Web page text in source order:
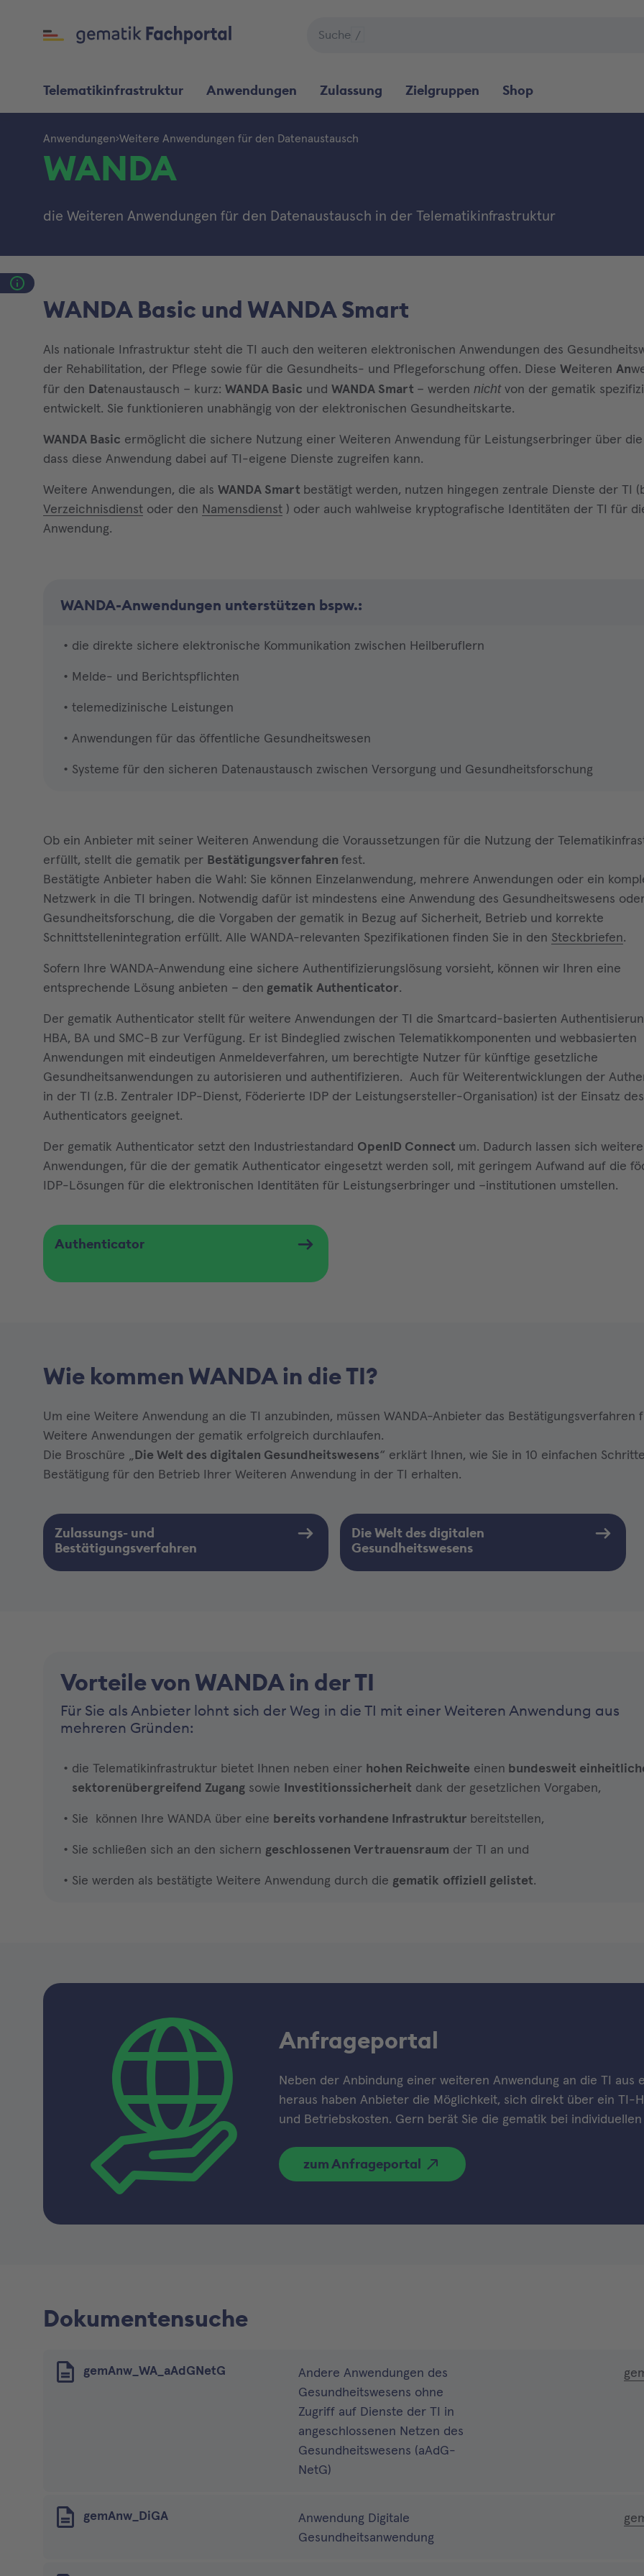
Suche /
Telematikinfrastruktur Anwendungen Zulassung Zielgruppen Shop
Anwendungen Weitere Anwendungen für den Datenaustausch
WANDA
die Weiteren Anwendungen für den Datenaustausch in der Telematikinfrastruktur
WANDA Basic und WANDA Smart
Als nationale Infrastruktur steht die TI auch den weiteren elektronischen Anwendungen des
der Rehabilitation, der Pflege sowie für die Gesundheits- und Pflegeforschung offen. Diese Weiteren An
für den Datenaustausch – kurz: WANDA Basic und WANDA Smart – werden nichtvon der gematik
entwickelt. Sie funktionieren unabhängig von der elektronischen Gesundheitskarte.
WANDA Basic ermöglicht die sichere Nutzung einer Weiteren Anwendung für Leistungserbringer über
dass diese Anwendung dabei auf TI-eigene Dienste zugreifen kann.
Weitere Anwendungen, die als WANDA Smart bestätigt werden, nutzen hingegen zentrale Dienste der TI
Verzeichnisdienst oder den Namensdienst ) oder auch wahlweise kryptografische Identitäten der TI für
Anwendung.
WANDA-Anwendungen unterstützen bspw.:
die direkte sichere elektronische Kommunikation zwischen Heilberuflern
Melde- und Berichtspflichten
telemedizinische Leistungen
Anwendungen für das öffentliche Gesundheitswesen
Systeme für den sicheren Datenaustausch zwischen Versorgung und Gesundheitsforschung
Ob ein Anbieter mit seiner Weiteren Anwendung die Voraussetzungen für die Nutzung der
erfüllt, stellt die gematik per Bestätigungsverfahren fest.
Bestätigte Anbieter haben die Wahl: Sie können Einzelanwendung, mehrere Anwendungen oder ein
Netzwerk in die TI bringen. Notwendig dafür ist mindestens eine Anwendung des Gesundheitswesens
Gesundheitsforschung, die die Vorgaben der gematik in Bezug auf Sicherheit, Betrieb und korrekte
Schnittstellenintegration erfüllt. Alle WANDA-relevanten Spezifikationen finden Sie in den Steckbriefen.
Sofern Ihre WANDA-Anwendung eine sichere Authentifizierungslösung vorsieht, können wir Ihren eine
entsprechende Lösung anbieten – den gematik Authenticator.
Der gematik Authenticator stellt für weitere Anwendungen der TI die Smartcard-basierten
HBA, BA und SMC-B zur Verfügung. Er ist Bindeglied zwischen Telematikkomponenten und webbasierten
Anwendungen mit eindeutigen Anmeldeverfahren, um berechtigte Nutzer für künftige gesetzliche
Gesundheitsanwendungen zu autorisieren und authentifizieren. Auch für Weiterentwicklungen der
in der TI (z.B. Zentraler IDP-Dienst, Föderierte IDP der Leistungsersteller-Organisation) ist der Einsatz
Authenticators geeignet.
Der gematik Authenticator setzt den Industriestandard OpenID Connect um. Dadurch lassen sich weitere
Anwendungen, für die der gematik Authenticator eingesetzt werden soll, mit geringem Aufwand auf die
IDP-Lösungen für die elektronischen Identitäten für Leistungserbringer und –institutionen umstellen.
Authenticator
Wie kommen WANDA in die TI?
Um eine Weitere Anwendung an die TI anzubinden, müssen WANDA-Anbieter das Bestätigungsverfahren
Weitere Anwendungen der gematik erfolgreich durchlaufen.
Die Broschüre „ Die Welt des digitalen Gesundheitswesens“ erklärt Ihnen, wie Sie in 10 einfachen
Bestätigung für den Betrieb Ihrer Weiteren Anwendung in der TI erhalten.
Zulassungs- und
Bestätigungsverfahren
Die Welt des digitalen
Gesundheitswesens
Vorteile von WANDA in der TI
Für Sie als Anbieter lohnt sich der Weg in die TI mit einer Weiteren Anwendung aus
mehreren Gründen:
die Telematikinfrastruktur bietet Ihnen neben einer hohen Reichweite einen bundesweit
sektorenübergreifend Zugang sowie Investitionssicherheit dank der gesetzlichen Vorgaben,
Sie können Ihre WANDA über eine bereits vorhandene Infrastruktur bereitstellen,
Sie schließen sich an den sichern geschlossenen Vertrauensraum der TI an und
Sie werden als bestätigte Weitere Anwendung durch die gematik offiziell gelistet.
Anfrageportal
Neben der Anbindung einer weiteren Anwendung an die TI aus
heraus haben Anbieter die Möglichkeit, sich direkt über ein TI-
und Betriebskosten. Gern berät Sie die gematik bei individuellen
zum Anfrageportal
Dokumentensuche
gemAnw_WA_aAdGNetG
Andere Anwendungen des
Gesundheitswesens ohne
Zugriff auf Dienste der TI in
angeschlossenen Netzen des
Gesundheitswesens (aAdG-
NetG)
gemAnw_DiGA
Anwendung Digitale
Gesundheitsanwendung